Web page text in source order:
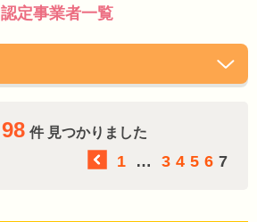
認定事業者一覧
98 件 見つかりました
1 … 3 4 5 6 7